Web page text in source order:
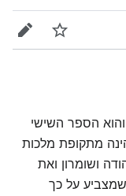
מעקב
והוא הספר השישי
מתקופת מלכות
ושומרון ואת
על כך